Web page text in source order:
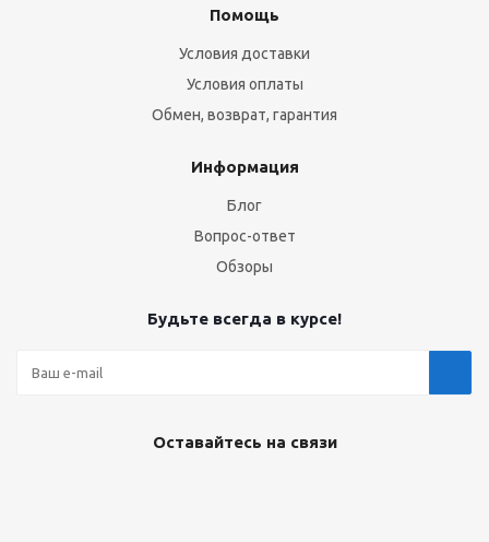
Помощь
Условия доставки
Условия оплаты
Обмен, возврат, гарантия
Информация
Блог
Вопрос-ответ
Обзоры
Будьте всегда в курсе!
Оставайтесь на связи